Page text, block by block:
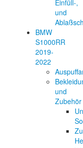
Einfüll-,
und
BMW
S1000RR
2019-
2022
und
Zubehör